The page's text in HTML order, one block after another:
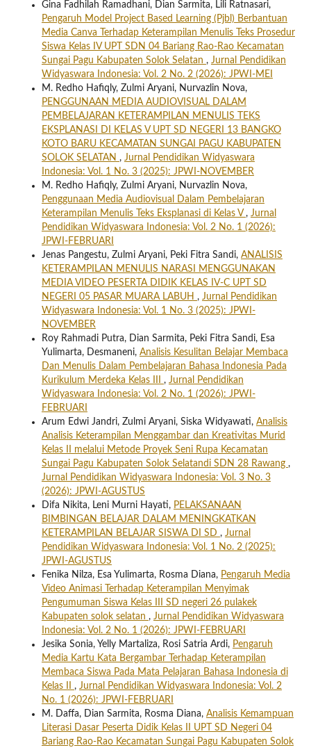
Gina Fadhilah Ramadhani, Dian Sarmita, Lili Ratnasari,
Pengaruh Model Project Based Learning (Pjbl) Berbantuan
Media Canva Terhadap Keterampilan Menulis Teks Prosedur
Siswa Kelas IV UPT SDN 04 Bariang Rao-Rao Kecamatan
Sungai Pagu Kabupaten Solok Selatan , Jurnal Pendidikan
Widyaswara Indonesia: Vol. 2 No. 2 (2026): JPWI-MEI
M. Redho Hafiqly, Zulmi Aryani, Nurvazlin Nova,
PENGGUNAAN MEDIA AUDIOVISUAL DALAM
PEMBELAJARAN KETERAMPILAN MENULIS TEKS
EKSPLANASI DI KELAS V UPT SD NEGERI 13 BANGKO
KOTO BARU KECAMATAN SUNGAI PAGU KABUPATEN
SOLOK SELATAN , Jurnal Pendidikan Widyaswara
Indonesia: Vol. 1 No. 3 (2025): JPWI-NOVEMBER
M. Redho Hafiqly, Zulmi Aryani, Nurvazlin Nova,
Penggunaan Media Audiovisual Dalam Pembelajaran
Keterampilan Menulis Teks Eksplanasi di Kelas V , Jurnal
Pendidikan Widyaswara Indonesia: Vol. 2 No. 1 (2026):
JPWI-FEBRUARI
Jenas Pangestu, Zulmi Aryani, Peki Fitra Sandi, ANALISIS
KETERAMPILAN MENULIS NARASI MENGGUNAKAN
MEDIA VIDEO PESERTA DIDIK KELAS IV-C UPT SD
NEGERI 05 PASAR MUARA LABUH , Jurnal Pendidikan
Widyaswara Indonesia: Vol. 1 No. 3 (2025): JPWI-
NOVEMBER
Roy Rahmadi Putra, Dian Sarmita, Peki Fitra Sandi, Esa
Yulimarta, Desmaneni, Analisis Kesulitan Belajar Membaca
Dan Menulis Dalam Pembelajaran Bahasa Indonesia Pada
Kurikulum Merdeka Kelas III , Jurnal Pendidikan
Widyaswara Indonesia: Vol. 2 No. 1 (2026): JPWI-
FEBRUARI
Arum Edwi Jandri, Zulmi Aryani, Siska Widyawati, Analisis
Analisis Keterampilan Menggambar dan Kreativitas Murid
Kelas II melalui Metode Proyek Seni Rupa Kecamatan
Sungai Pagu Kabupaten Solok Selatandi SDN 28 Rawang ,
Jurnal Pendidikan Widyaswara Indonesia: Vol. 3 No. 3
(2026): JPWI-AGUSTUS
Difa Nikita, Leni Murni Hayati, PELAKSANAAN
BIMBINGAN BELAJAR DALAM MENINGKATKAN
KETERAMPILAN BELAJAR SISWA DI SD , Jurnal
Pendidikan Widyaswara Indonesia: Vol. 1 No. 2 (2025):
JPWI-AGUSTUS
Fenika Nilza, Esa Yulimarta, Rosma Diana, Pengaruh Media
Video Animasi Terhadap Keterampilan Menyimak
Pengumuman Siswa Kelas III SD negeri 26 pulakek
Kabupaten solok selatan , Jurnal Pendidikan Widyaswara
Indonesia: Vol. 2 No. 1 (2026): JPWI-FEBRUARI
Jesika Sonia, Yelly Martaliza, Rosi Satria Ardi, Pengaruh
Media Kartu Kata Bergambar Terhadap Keterampilan
Membaca Siswa Pada Mata Pelajaran Bahasa Indonesia di
Kelas II , Jurnal Pendidikan Widyaswara Indonesia: Vol. 2
No. 1 (2026): JPWI-FEBRUARI
M. Daffa, Dian Sarmita, Rosma Diana, Analisis Kemampuan
Literasi Dasar Peserta Didik Kelas II UPT SD Negeri 04
Bariang Rao-Rao Kecamatan Sungai Pagu Kabupaten Solok